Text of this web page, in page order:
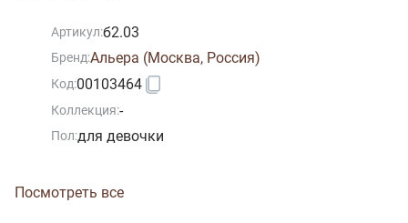
Артикул:б2.03
Бренд:Альера (Москва, Россия)
Код:00103464
Коллекция:-
Пол:для девочки
Посмотреть все